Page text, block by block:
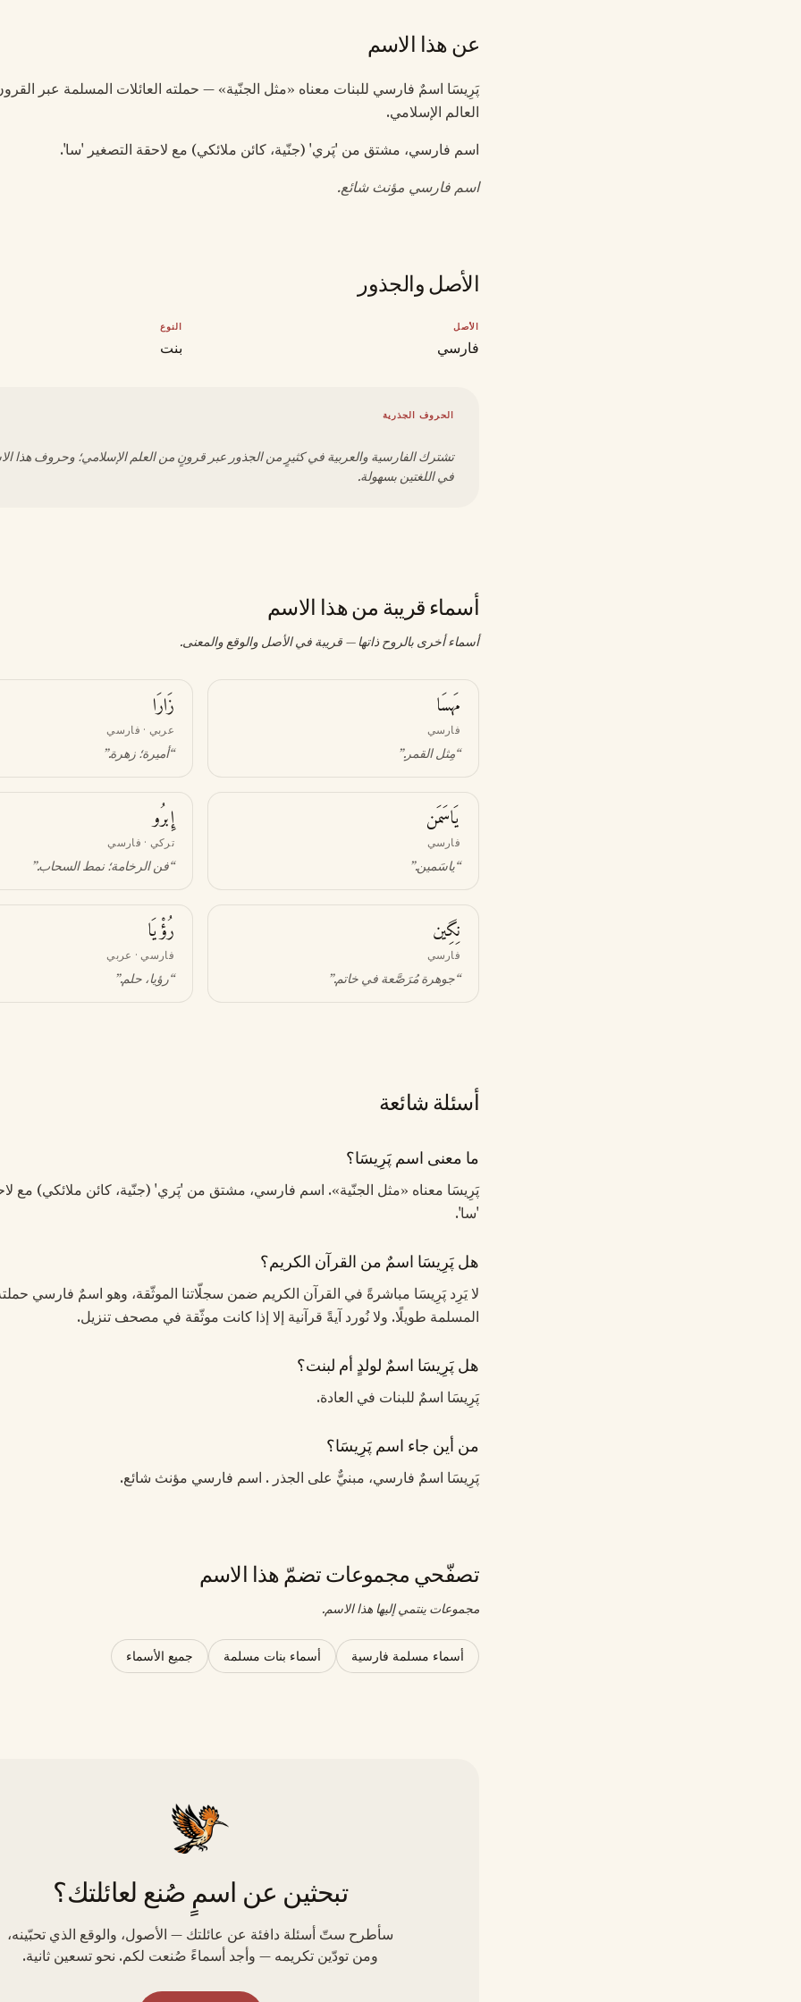
عن هذا الاسم
پَرِيسَا اسمٌ فارسي للبنات معناه «مثل الجنّية» — حملته العائلات المسلمة عبر
العالم الإسلامي.
اسم فارسي، مشتق من 'پَري' (جنّية، كائن ملائكي) مع لاحقة التصغير 'سا'.
اسم فارسي مؤنث شائع.
الأصل والجذور
الأصل
فارسي
النوع
بنت
الحروف الجذرية
تشترك الفارسية والعربية في كثيرٍ من الجذور عبر قرونٍ من العلم الإسلامي؛ وحروف هذا
في اللغتين بسهولة.
أسماء قريبة من هذا الاسم
أسماء أخرى بالروح ذاتها — قريبة في الأصل والوقع والمعنى.
مَهسَا
فارسي
“مِثل القمر.”
زَارَا
عربي · فارسي
“أميرة؛ زهرة.”
يَاسَمَن
فارسي
“ياسَمين.”
إِبرُو
تركي · فارسي
“فن الرخامة؛ نمط السحاب.”
نِگِين
فارسي
“جوهرة مُرَصَّعة في خاتم.”
رُؤْيَا
فارسي · عربي
“رؤيا، حلم.”
أسئلة شائعة
ما معنى اسم پَرِيسَا؟
پَرِيسَا معناه «مثل الجنّية». اسم فارسي، مشتق من 'پَري' (جنّية، كائن ملائكي) مع
'سا'.
هل پَرِيسَا اسمٌ من القرآن الكريم؟
لا يَرِد پَرِيسَا مباشرةً في القرآن الكريم ضمن سجلّاتنا الموثّقة، وهو اسمٌ فارسي
المسلمة طويلًا. ولا نُورد آيةً قرآنية إلا إذا كانت موثّقة في مصحف تنزيل.
هل پَرِيسَا اسمٌ لولدٍ أم لبنت؟
پَرِيسَا اسمٌ للبنات في العادة.
من أين جاء اسم پَرِيسَا؟
پَرِيسَا اسمٌ فارسي، مبنيٌّ على الجذر . اسم فارسي مؤنث شائع.
تصفّحي مجموعات تضمّ هذا الاسم
مجموعات ينتمي إليها هذا الاسم.
أسماء مسلمة فارسية أسماء بنات مسلمة جميع الأسماء
تبحثين عن اسمٍ صُنع لعائلتك؟
سأطرح ستّ أسئلة دافئة عن عائلتك — الأصول، والوقع الذي تحبّينه،
ومن تودّين تكريمه — وأجد أسماءً صُنعت لكم. نحو تسعين ثانية.